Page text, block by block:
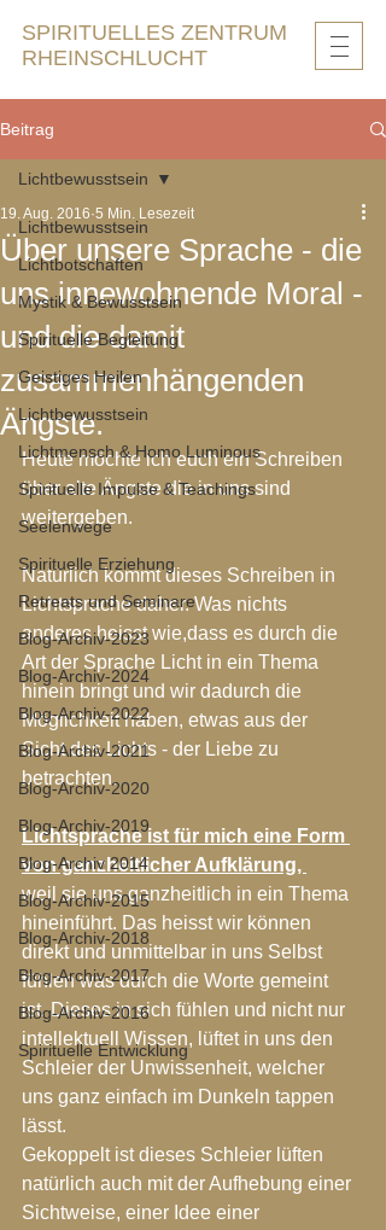
SPIRITUELLES ZENTRUM
RHEINSCHLUCHT
Beitrag
Lichtbewusstsein
Lichtbotschaften
Mystik & Bewusstsein
Spirituelle Begleitung
Geistiges Heilen
Lichtbewusstsein
Lichtmensch & Homo Luminous
Spirituelle Impulse & Teachings
Seelenwege
Spirituelle Erziehung
Retreats und Seminare
Blog-Archiv-2023
Blog-Archiv-2024
Blog-Archiv-2022
Blog-Archiv-2021
Blog-Archiv-2020
Blog-Archiv-2019
Blog-Archiv 2014
Blog-Archiv-2015
Blog-Archiv-2018
Blog-Archiv-2017
Blog-Archiv-2016
Spirituelle Entwicklung
Lichtbewusstsein
Über unsere Sprache - die
uns innewohnende Moral -
und die damit
zusammenhängenden
Ängste.
19. Aug. 2016 5 Min. Lesezeit
Heute möchte ich euch ein Schreiben
über alte Ängste die in uns sind
weitergeben.
Natürlich kommt dieses Schreiben in
Lichtsprache daher. Was nichts
anderes heisst wie,dass es durch die
Art der Sprache Licht in ein Thema
hinein bringt und wir dadurch die
Möglichkeit haben, etwas aus der
Sicht des Lichts - der Liebe zu
betrachten.
Lichtsprache ist für mich eine Form
von ganzheitlicher Aufklärung,
weil sie uns ganzheitlich in ein Thema
hineinführt. Das heisst wir können
direkt und unmittelbar in uns Selbst
fühlen was durch die Worte gemeint
ist. Dieses in sich fühlen und nicht nur
intellektuell Wissen, lüftet in uns den
Schleier der Unwissenheit, welcher
uns ganz einfach im Dunkeln tappen
lässt.
Gekoppelt ist dieses Schleier lüften
natürlich auch mit der Aufhebung einer
Sichtweise, einer Idee einer